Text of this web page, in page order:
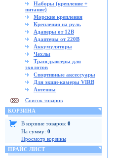
Наборы (крепление +
питание)
Морские крепления
Крепления на руль
Адаперы от 12В
Адаптеры от 220В
Аккумуляторы
Чехлы
Трансдьюсеры для
эхолотов
Спортивные аксессуары
Для экшн-камеры VIRB
Антенны
Список товаров
КОРЗИНА
В корзине товаров: 0
На сумму: 0
Просмотр корзины
ПРАЙС ЛИСТ